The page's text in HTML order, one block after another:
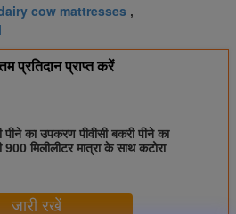
cow mattresses ,
प्रतिदान प्राप्त करें
पीने का उपकरण पीवीसी बकरी पीने का
900 मिलीलीटर मात्रा के साथ कटोरा
जारी रखें